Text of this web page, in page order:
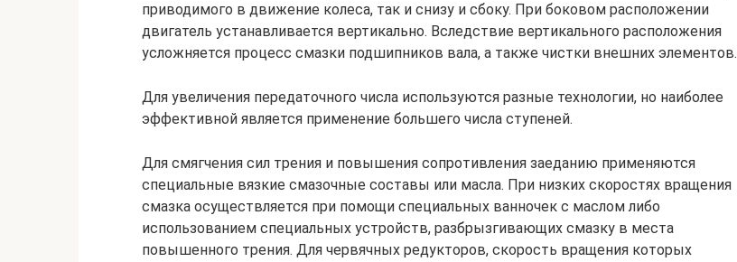
приводимого в движение колеса, так и снизу и сбоку. При боковом расположении
двигатель устанавливается вертикально. Вследствие вертикального расположения
усложняется процесс смазки подшипников вала, а также чистки внешних элементов.
Для увеличения передаточного числа используются разные технологии, но наиболее
эффективной является применение большего числа ступеней.
Для смягчения сил трения и повышения сопротивления заеданию применяются
специальные вязкие смазочные составы или масла. При низких скоростях вращения
смазка осуществляется при помощи специальных ванночек с маслом либо
использованием специальных устройств, разбрызгивающих смазку в места
повышенного трения. Для червячных редукторов, скорость вращения которых